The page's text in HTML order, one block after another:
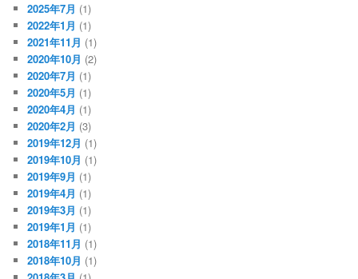
2025年7月 (1)
2022年1月 (1)
2021年11月 (1)
2020年10月 (2)
2020年7月 (1)
2020年5月 (1)
2020年4月 (1)
2020年2月 (3)
2019年12月 (1)
2019年10月 (1)
2019年9月 (1)
2019年4月 (1)
2019年3月 (1)
2019年1月 (1)
2018年11月 (1)
2018年10月 (1)